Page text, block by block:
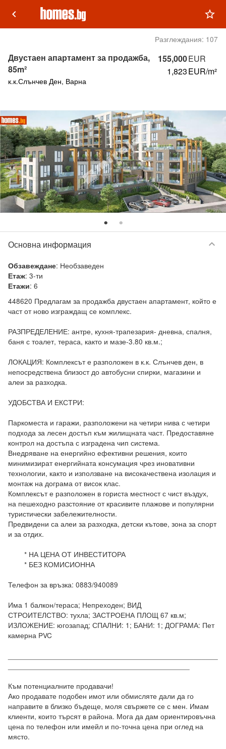
keyboard_arrow_left star_outline
Разглеждания: 107
155,000EUR
1,823EUR/m²
Двустаен апартамент за продажба,
85m²
к.к.Слънчев Ден, Варна
Основна информация keyboard_arrow_down
Обзавеждане: Необзаведен
Етаж: 3-ти
Етажи: 6
448620 Предлагам за продажба двустаен апартамент, който е
част от ново изграждащ се комплекс.
РАЗПРЕДЕЛЕНИЕ: антре, кухня-трапезария- дневна, спалня,
баня с тоалет, тераса, както и мазе-3.80 кв.м.;
ЛОКАЦИЯ: Комплексът е разположен в к.к. Слънчев ден, в
непосредствена близост до автобусни спирки, магазини и
алеи за разходка.
УДОБСТВА И ЕКСТРИ:
Паркоместа и гаражи, разположени на четири нива с четири
подхода за лесен достъп към жилищната част. Предоставяне
контрол на достъпа с изградена чип система.
Внедряване на енергийно ефективни решения, които
минимизират енергийната консумация чрез иновативни
технологии, както и използване на високачествена изолация и
монтаж на дограма от висок клас.
Комплексът е разположен в гориста местност с чист въздух,
на пешеходно разстояние от красивите плажове и популярни
туристически забележителности.
Предвидени са алеи за разходка, детски кътове, зона за спорт
и за отдих.
Телефон за връзка: 0883/940089
Има 1 балкон/тераса; Непреходен; ВИД
СТРОИТЕЛСТВО: тухла; ЗАСТРОЕНА ПЛОЩ 67 кв.м;
ИЗЛОЖЕНИЕ: югозапад; СПАЛНИ: 1; БАНИ: 1; ДОГРАМА: Пет
камерна PVC
Към потенциалните продавачи!
Ако продавате подобен имот или обмисляте дали да го
направите в близко бъдеще, моля свържете се с мен. Имам
клиенти, които търсят в района. Мога да дам ориентировъчна
цена по телефон или имейл и по-точна цена при оглед на
място.